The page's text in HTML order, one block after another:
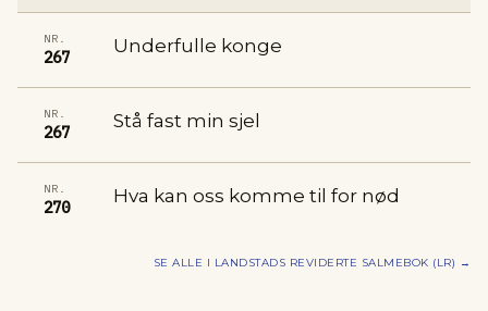
NR.
267
Underfulle konge
NR.
267
Stå fast min sjel
NR.
270
Hva kan oss komme til for nød
SE ALLE I LANDSTADS REVIDERTE SALMEBOK (LR) →